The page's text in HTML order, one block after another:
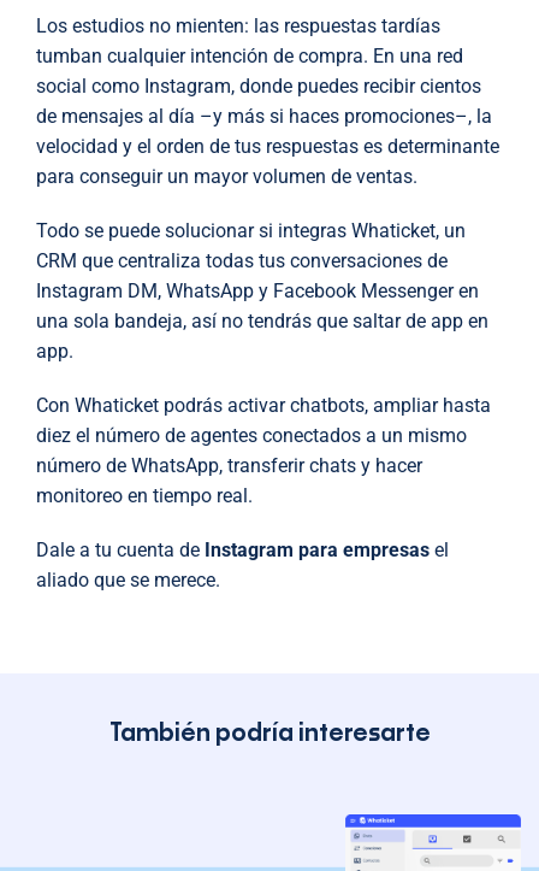
Los estudios no mienten: las respuestas tardías
tumban cualquier intención de compra. En una red
social como Instagram, donde puedes recibir cientos
de mensajes al día –y más si haces promociones–, la
velocidad y el orden de tus respuestas es determinante
para conseguir un mayor volumen de ventas.
Todo se puede solucionar si integras Whaticket, un
CRM que centraliza todas tus conversaciones de
Instagram DM, WhatsApp y Facebook Messenger en
una sola bandeja, así no tendrás que saltar de app en
app.
Con Whaticket podrás activar chatbots, ampliar hasta
diez el número de agentes conectados a un mismo
número de WhatsApp, transferir chats y hacer
monitoreo en tiempo real.
Dale a tu cuenta de Instagram para empresas el
aliado que se merece.
También podría interesarte